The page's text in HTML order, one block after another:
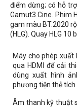
điểm dừng; có hỗ
Gamut3.Cine. Phim
gam màu BT.2020
(HLG). Quay HLG
Máy cho phép xuất
qua HDMI để cải
dùng xuất hình
phương tiện thẻ tích
Âm thanh kỹ thuật